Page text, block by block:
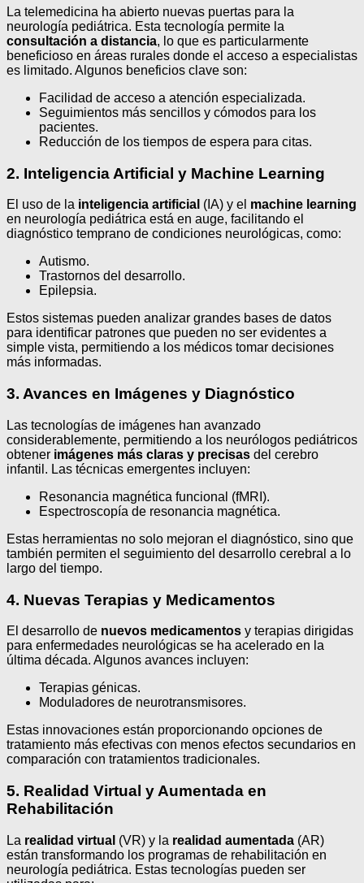
La telemedicina ha abierto nuevas puertas para la
neurología pediátrica. Esta tecnología permite la
consultación a distancia, lo que es particularmente
beneficioso en áreas rurales donde el acceso a especialistas
es limitado. Algunos beneficios clave son:
Facilidad de acceso a atención especializada.
Seguimientos más sencillos y cómodos para los
pacientes.
Reducción de los tiempos de espera para citas.
2. Inteligencia Artificial y Machine Learning
El uso de la inteligencia artificial (IA) y el machine learning
en neurología pediátrica está en auge, facilitando el
diagnóstico temprano de condiciones neurológicas, como:
Autismo.
Trastornos del desarrollo.
Epilepsia.
Estos sistemas pueden analizar grandes bases de datos
para identificar patrones que pueden no ser evidentes a
simple vista, permitiendo a los médicos tomar decisiones
más informadas.
3. Avances en Imágenes y Diagnóstico
Las tecnologías de imágenes han avanzado
considerablemente, permitiendo a los neurólogos pediátricos
obtener imágenes más claras y precisas del cerebro
infantil. Las técnicas emergentes incluyen:
Resonancia magnética funcional (fMRI).
Espectroscopía de resonancia magnética.
Estas herramientas no solo mejoran el diagnóstico, sino que
también permiten el seguimiento del desarrollo cerebral a lo
largo del tiempo.
4. Nuevas Terapias y Medicamentos
El desarrollo de nuevos medicamentos y terapias dirigidas
para enfermedades neurológicas se ha acelerado en la
última década. Algunos avances incluyen:
Terapias génicas.
Moduladores de neurotransmisores.
Estas innovaciones están proporcionando opciones de
tratamiento más efectivas con menos efectos secundarios en
comparación con tratamientos tradicionales.
5. Realidad Virtual y Aumentada en
Rehabilitación
La realidad virtual (VR) y la realidad aumentada (AR)
están transformando los programas de rehabilitación en
neurología pediátrica. Estas tecnologías pueden ser